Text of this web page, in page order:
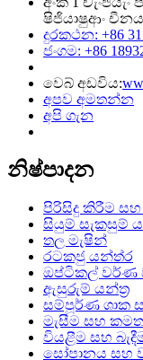
ෂිජියාෂුආං චීනය
දුරකථන: +86
ජංගම: +86
වෙබ් අඩවිය:
අපව අමතන්න
අපි ගැන
නිෂ්පාදන
පිරිසිදු කිරීම
සියුම් සැකසුම්
තල මැෂින්
රටකජු යන්ත්ර
ඔප්ටිකල් වර්ණ
ඇසුරුම් යන්ත්‍ර
සම්පූර්ණ ශාක
මැසීම සහ කමත
වියළීම සහ
සෝපානය සහ